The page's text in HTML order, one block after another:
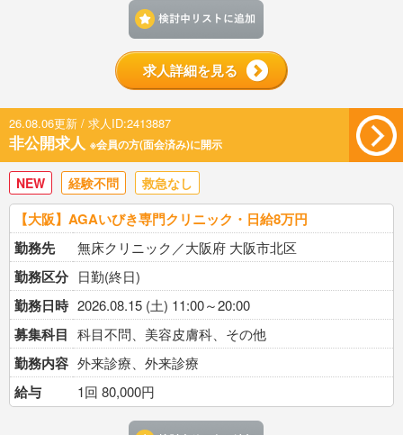
求人詳細を見る
26.08.06更新 / 求人ID:2413887
非公開求人 ※会員の方(面会済み)に開示
NEW 経験不問 救急なし
【大阪】AGAいびき専門クリニック・日給8万円
勤務先
無床クリニック／大阪府 大阪市北区
勤務区分 日勤(終日)
勤務日時 2026.08.15 (土) 11:00～20:00
募集科目 科目不問、美容皮膚科、その他
勤務内容 外来診療、外来診療
給与 1回 80,000円